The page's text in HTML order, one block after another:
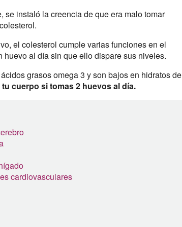
se instaló la creencia de que era malo tomar
el colesterol cumple varias funciones en el
al día sin que ello dispare sus niveles.
grasos omega 3 y son bajos en hidratos de
cuerpo si tomas 2 huevos al día.
cardiovasculares